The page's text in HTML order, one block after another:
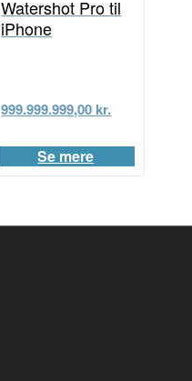
Watershot Pro til
iPhone
999.999.999,00 kr.
Se mere